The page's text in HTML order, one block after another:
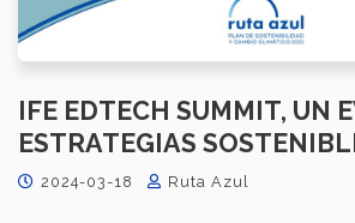
IFE EDTECH SUMMIT, UN
ESTRATEGIAS
2024-03-18 Ruta Azul